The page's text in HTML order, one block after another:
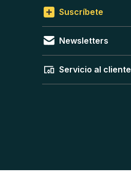
Suscríbete
Newsletters
Servicio al cliente